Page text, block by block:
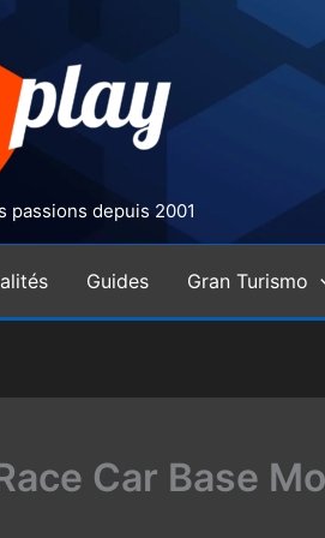
passions depuis 2001
Guides Gran Turismo
Car Base